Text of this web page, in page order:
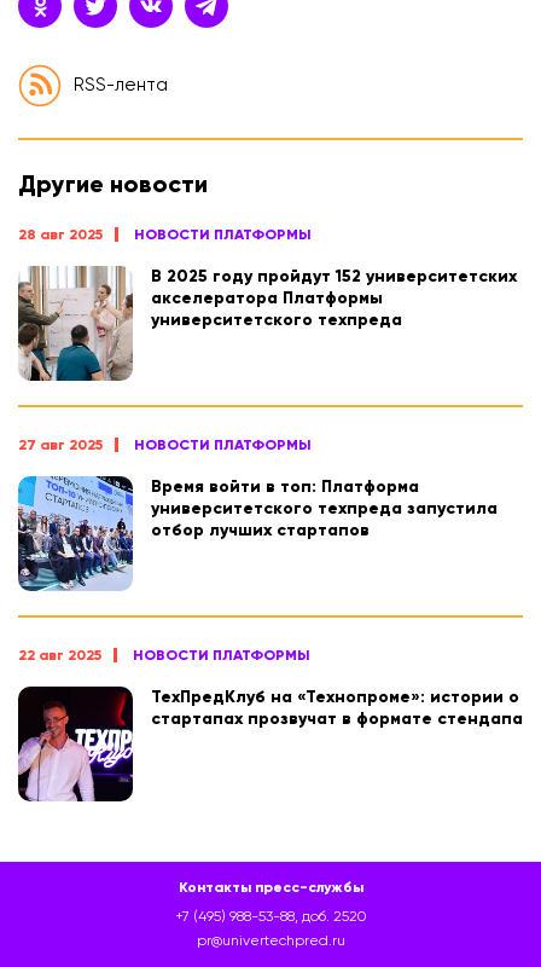
RSS-лента
Другие новости
28 авг 2025 НОВОСТИ ПЛАТФОРМЫ
В 2025 году пройдут 152 университетских
акселератора Платформы
университетского техпреда
27 авг 2025 НОВОСТИ ПЛАТФОРМЫ
Время войти в топ: Платформа
университетского техпреда запустила
отбор лучших стартапов
22 авг 2025 НОВОСТИ ПЛАТФОРМЫ
ТехПредКлуб на «Технопроме»: истории о
стартапах прозвучат в формате стендапа
Контакты пресс-службы
+7 (495) 988-53-88, доб. 2520
pr@univertechpred.ru